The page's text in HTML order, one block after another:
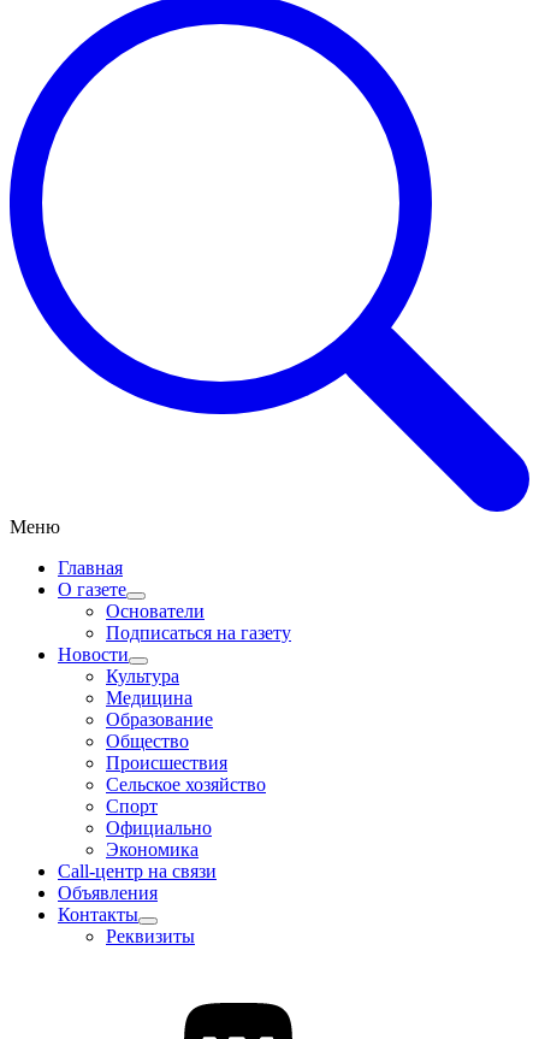
Меню
Главная
О газете
Основатели
Подписаться на газету
Новости
Культура
Медицина
Образование
Общество
Происшествия
Сельское хозяйство
Спорт
Официально
Экономика
Call-центр на связи
Объявления
Контакты
Реквизиты